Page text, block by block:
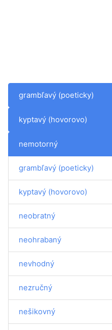
grambľavý (poeticky)
kyptavý (hovorovo)
nemotorný
grambľavý (poeticky)
kyptavý (hovorovo)
neobratný
neohrabaný
nevhodný
nezručný
nešikovný